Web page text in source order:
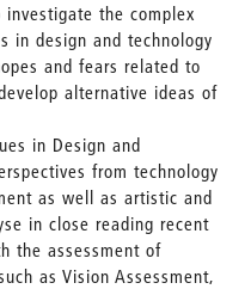
the complex
in design and technology
and fears related to
alternative ideas of
in Design and
from technology
as well as artistic and
in close reading recent
the assessment of
as Vision Assessment,